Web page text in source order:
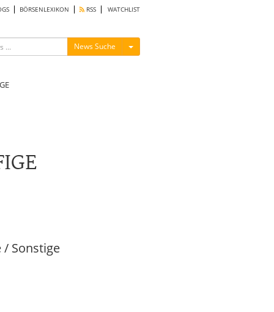
BÖRSENLEXIKON RSS WATCHLIST
News Suche Menü ein-/ausblenden
/ Sonstige